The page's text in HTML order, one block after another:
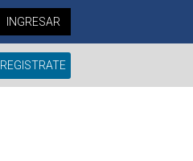
INGRESAR
REGISTRATE